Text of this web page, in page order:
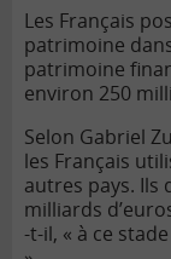
Les Français
patrimoine
patrimoine
environ 250
Selon Gabriel
les Français
autres pays.
milliards
-t-il, « à ce